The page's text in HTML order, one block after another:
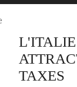
L'ITALIE
TAXES